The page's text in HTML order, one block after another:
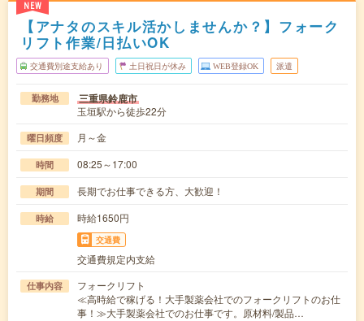
NEW
【アナタのスキル活かしませんか？】フォーク
リフト作業/日払いOK
交通費別途支給あり 土日祝日が休み WEB登録OK 派遣
勤務地 三重県鈴鹿市
玉垣駅から徒歩22分
曜日頻度 月～金
時間 08:25～17:00
期間 長期でお仕事できる方、大歓迎！
時給 時給1650円
交通費
交通費規定内支給
仕事内容
フォークリフト
≪高時給で稼げる！大手製薬会社でのフォークリフトのお仕
事！≫大手製薬会社でのお仕事です。原材料/製品…